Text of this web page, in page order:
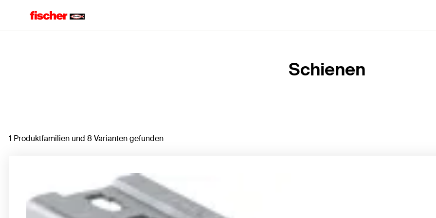
Schienen
1 Produktfamilien und 8 Varianten gefunden